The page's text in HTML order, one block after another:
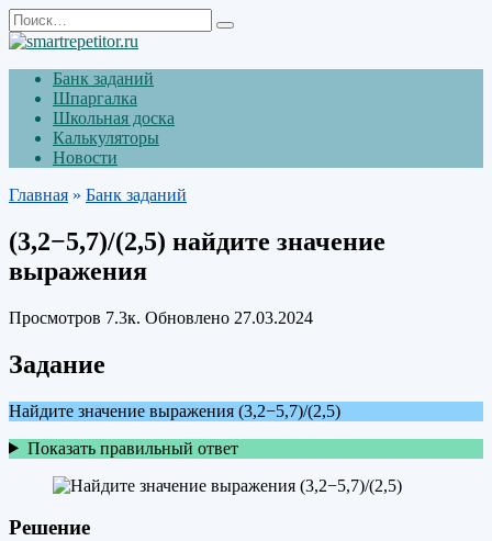
Перейти
к
содержанию
Search
for:
Банк заданий
Шпаргалка
Школьная доска
Калькуляторы
Новости
Главная » Банк заданий
(3,2−5,7)/(2,5) найдите значение
выражения
Просмотров 7.3к. Обновлено 27.03.2024
Задание
Найдите значение выражения (3,2−5,7)/(2,5)
Показать правильный ответ
Решение